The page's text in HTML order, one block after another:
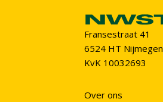
Fransestraat 41
6524 HT Nijmegen
KvK 10032693
Over ons